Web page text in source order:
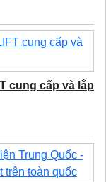
cung cấp và lắp